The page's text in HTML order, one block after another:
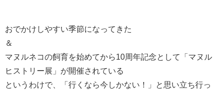
おでかけしやすい季節になってきた
＆
マヌルネコの飼育を始めてから10周年記念として「マヌル
ヒストリー展」が開催されている
というわけで、「行くなら今しかない！」と思い立ち行っ